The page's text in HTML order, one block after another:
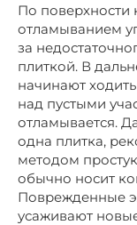
По
отламыванием
за
плиткой. В
начинают
над пустыми
отламывается.
одна плитка,
методом
обычно носит
Поврежденные
усаживают